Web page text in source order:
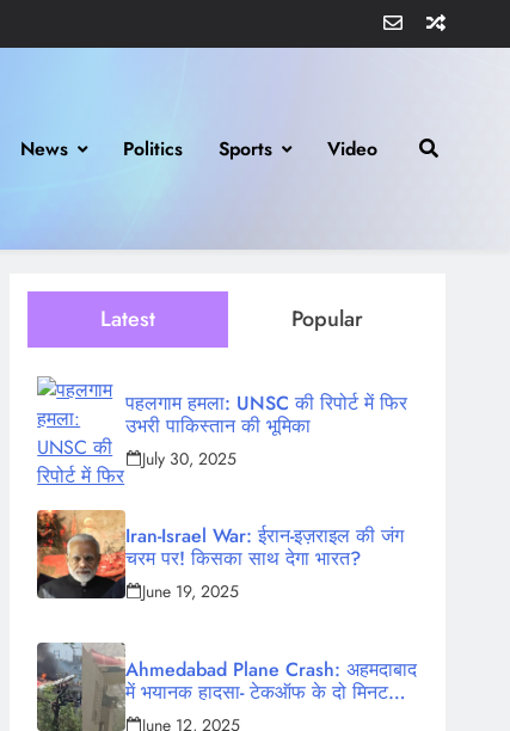
News Politics Sports Video
Latest Popular
पहलगाम हमला: UNSC की रिपोर्ट में फिर
उभरी पाकिस्तान की भूमिका
July 30, 2025
Iran-Israel War: ईरान-इज़राइल की जंग
चरम पर! किसका साथ देगा भारत?
June 19, 2025
Ahmedabad Plane Crash: अहमदाबाद
में भयानक हादसा- टेकऑफ के दो मिनट
बाद क्रैश हुआ एयर इंडिया का विमान,
June 12, 2025